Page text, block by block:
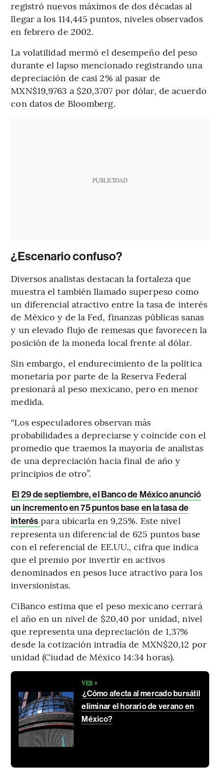
registró nuevos máximos de dos décadas al
llegar a los 114,445 puntos, niveles observados
en febrero de 2002.
La volatilidad mermó el desempeño del peso
durante el lapso mencionado registrando una
depreciación de casi 2% al pasar de
MXN$19,9763 a $20,3707 por dólar, de acuerdo
con datos de Bloomberg.
PUBLICIDAD
¿Escenario confuso?
Diversos analistas destacan la fortaleza que
muestra el también llamado superpeso como
un diferencial atractivo entre la tasa de interés
de México y de la Fed, finanzas públicas sanas
y un elevado flujo de remesas que favorecen la
posición de la moneda local frente al dólar.
Sin embargo, el endurecimiento de la politica
monetaria por parte de la Reserva Federal
presionará al peso mexicano, pero en menor
medida.
“Los especuladores observan más
probabilidades a depreciarse y coincide con el
promedio que traemos la mayoría de analistas
de una depreciación hacia final de año y
principios de otro”.
El 29 de septiembre, el Banco de México anunció
un incremento en 75 puntos base en la tasa de
interés para ubicarla en 9,25%. Este nivel
representa un diferencial de 625 puntos base
con el referencial de EE.UU., cifra que indica
que el premio por invertir en activos
denominados en pesos luce atractivo para los
inversionistas.
CiBanco estima que el peso mexicano cerrará
el año en un nivel de $20,40 por unidad, nivel
que representa una depreciación de 1,37%
desde la cotización intradía de MXN$20,12 por
unidad (Ciudad de México 14:34 horas).
VER +
¿Cómo afecta al mercado bursátil
eliminar el horario de verano en
México?